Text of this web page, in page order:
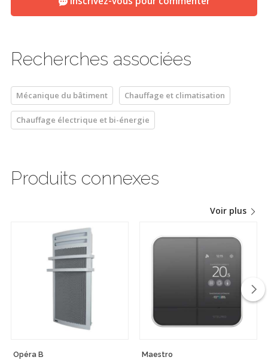
Recherches associées
Mécanique du bâtiment Chauffage et climatisation
Chauffage électrique et bi-énergie
Produits connexes
Voir plus
Opéra B Maestro